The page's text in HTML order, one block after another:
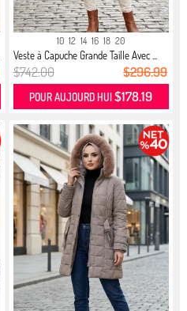
10 12 14 16 18 20
Veste à Capuche Grande Taille Avec ...
$742.00 $296.99
POUR AUJOURD HUI$178.19